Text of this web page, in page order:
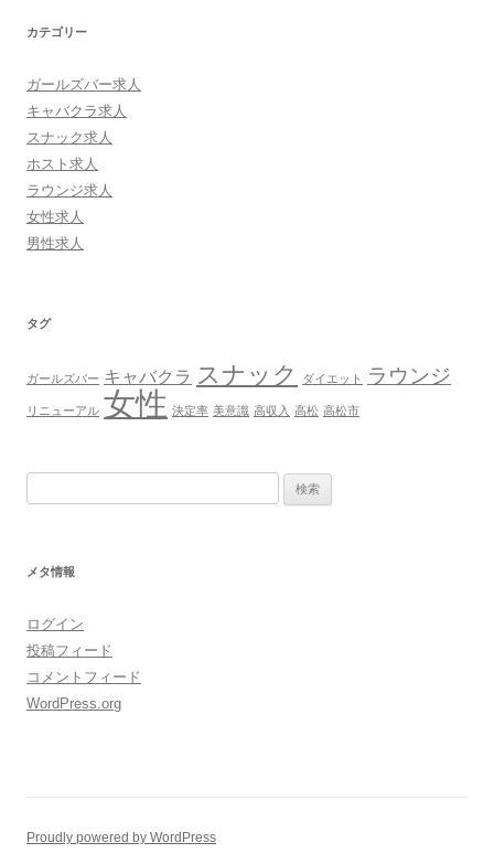
カテゴリー
ガールズバー求人
キャバクラ求人
スナック求人
ホスト求人
ラウンジ求人
女性求人
男性求人
タグ
ガールズバー キャバクラ スナック ダイエット ラウンジ
リニューアル 女性 決定率 美意識 高収入 高松 高松市
索:
メタ情報
ログイン
投稿フィード
コメントフィード
WordPress.org
Proudly powered by WordPress